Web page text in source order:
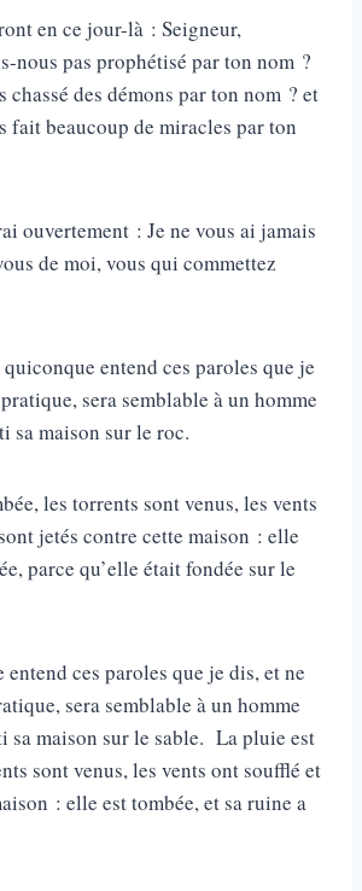
en ce jour-là : Seigneur,
nous pas prophétisé par ton nom ?
chassé des démons par ton nom ? et
fait beaucoup de miracles par ton
ouvertement : Je ne vous ai jamais
de moi, vous qui commettez
entend ces paroles que je
sera semblable à un homme
sa maison sur le roc.
les torrents sont venus, les vents
jetés contre cette maison : elle
parce qu’elle était fondée sur le
ces paroles que je dis, et ne
sera semblable à un homme
sa maison sur le sable. La pluie est
sont venus, les vents ont soufflé et
: elle est tombée, et sa ruine a